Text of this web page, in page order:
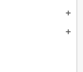
add
add